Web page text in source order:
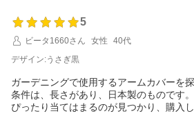
5
ビータ1660さん
女性
40代
デザイン:うさぎ黒
ガーデニングで使用するアームカバーを
条件は、長さがあり、日本製のものです。
ぴったり当てはまるのが見つかり、購入し